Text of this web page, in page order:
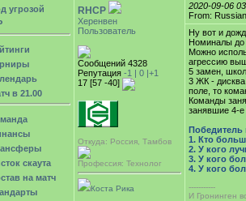
угрозой
в 21.00
скаута
на матч
RHCP
Херенвен
Пользователь
Сообщений 4328
Репутация -1 | 0 |+1
17 [57 -40]
Откуда: Россия, Тамбов
Профессия: Технолог
Коста Рика
2020-09-06
From:
Ну вот и
Номиналы до
Можно
агрессию
5 замен,
3 ЖК - дисква
поле, то
Команды
занявшие 4-
Победитель
1. Кто
2. У кого
3. У кого
4. У кого
-----------
И Гронинген